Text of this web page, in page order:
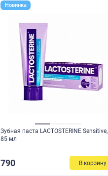
Новинка
Зубная паста LACTOSTERINE Sensitive,
85 мл
790 В корзину